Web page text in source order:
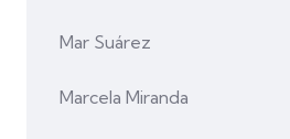
Mar Suárez
Marcela Miranda